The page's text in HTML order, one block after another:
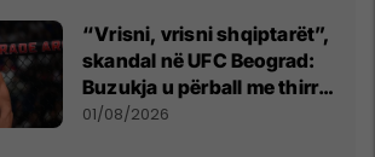
“Vrisni, vrisni shqiptarët”,
skandal në UFC Beograd:
Buzukja u përball me thirrje
anti-shqiptare nga
01/08/2026